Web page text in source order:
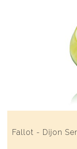
Fallot - Dijon